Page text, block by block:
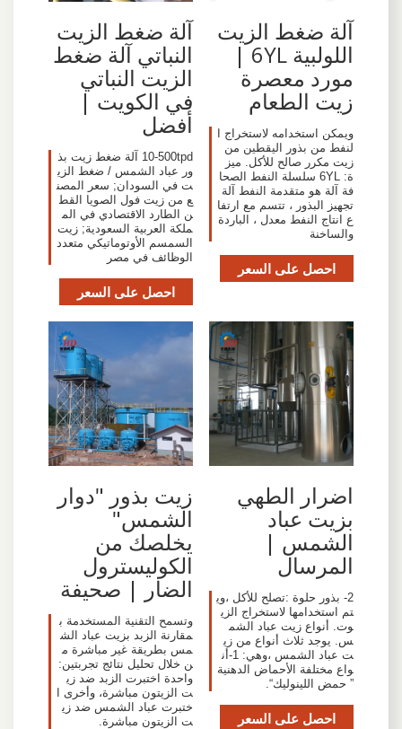
آلة ضغط الزيت
اللولبية 6YL |
مورد معصرة
زيت الطعام
ويمكن استخدامه لاستخراج ا
لنفط من بذور اليقطين من
زيت مكرر صالح للأكل. ميز
ة: 6YL سلسلة النفط الصحا
فة آلة هو متقدمة النفط آلة
تجهيز البذور ، تتسم مع ارتفا
ع انتاج النفط معدل ، الباردة
والساخنة
احصل على السعر
آلة ضغط الزيت
النباتي آلة ضغط
الزيت النباتي
في الكويت |
أفضل
10-500tpd آلة ضغط زيت بذ
ور عباد الشمس / ضغط الزي
ت في السودان; سعر المصن
ع من زيت فول الصويا القط
ن الطارد الاقتصادي في الم
ملكة العربية السعودية; زيت
السمسم الأوتوماتيكي متعدد
الوظائف في مصر
احصل على السعر
اضرار الطهي
بزيت عباد
الشمس |
المرسال
2- بذور حلوة :تصلح للأكل ،وي
تم استخدامها لاستخراج الزي
وت. أنواع زيت عباد الشم
س. يوجد ثلاث أنواع من زي
ت عباد الشمس ،وهي: 1-أن
واع مختلفة الأحماض الدهنية
” حمض اللينوليك“.
احصل على السعر
زيت بذور "دوار
الشمس"
يخلصك من
الكوليسترول
الضار | صحيفة
وتسمح التقنية المستخدمة ب
مقارنة الزبد بزيت عباد الش
مس بطريقة غير مباشرة م
ن خلال تحليل نتائج تجربتين:
واحدة اختبرت الزبد ضد زي
ت الزيتون مباشرة، وأخرى ا
ختبرت عباد الشمس ضد زي
ت الزيتون مباشرة.